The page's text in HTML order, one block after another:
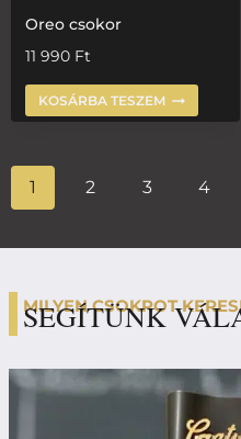
Oreo csokor
11 990 Ft
KOSÁRBA TESZEM
1 2 3 4
MILYEN CSOKROT
SEGÍTÜNK